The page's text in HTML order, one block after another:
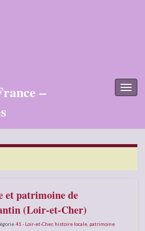
–
et patrimoine de
(Loir-et-Cher)
41 - Loir-et-Cher, histoire locale patrimoine